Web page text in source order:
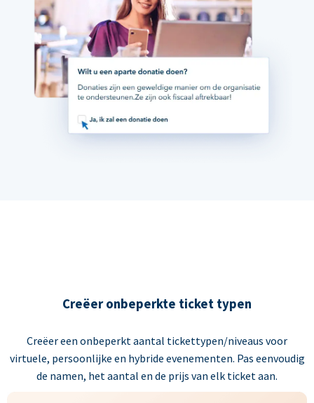
Creëer onbeperkte ticket typen
Creëer een onbeperkt aantal tickettypen/niveaus voor
virtuele, persoonlijke en hybride evenementen. Pas eenvoudig
de namen, het aantal en de prijs van elk ticket aan.